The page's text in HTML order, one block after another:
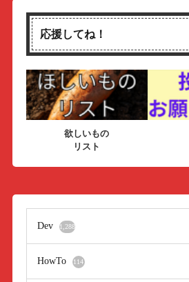
応援してね！
欲しいもの
リスト
Dev 1,288
HowTo 114